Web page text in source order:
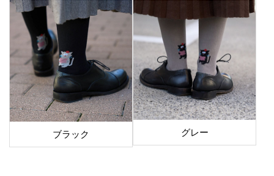
ブラック グレー